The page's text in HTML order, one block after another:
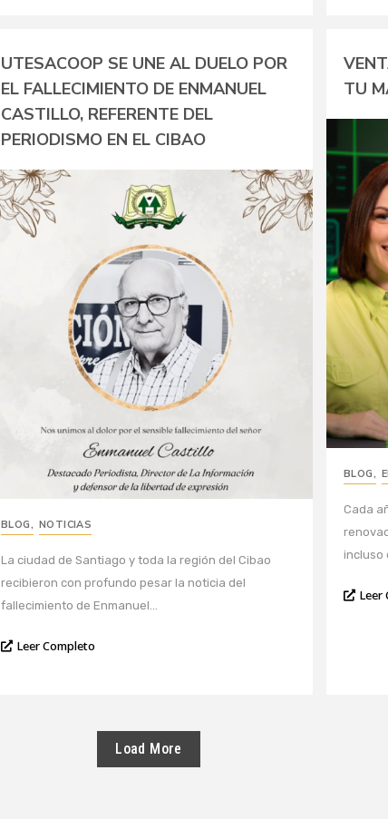
UTESACOOP SE UNE AL DUELO POR
EL FALLECIMIENTO DE ENMANUEL
CASTILLO, REFERENTE DEL
PERIODISMO EN EL CIBAO
BLOG, NOTICIAS
La ciudad de Santiago y toda la región del Cibao
recibieron con profundo pesar la noticia del
fallecimiento de Enmanuel...
Leer Completo
TU
BLOG,
Cada
incluso
Leer
Load More